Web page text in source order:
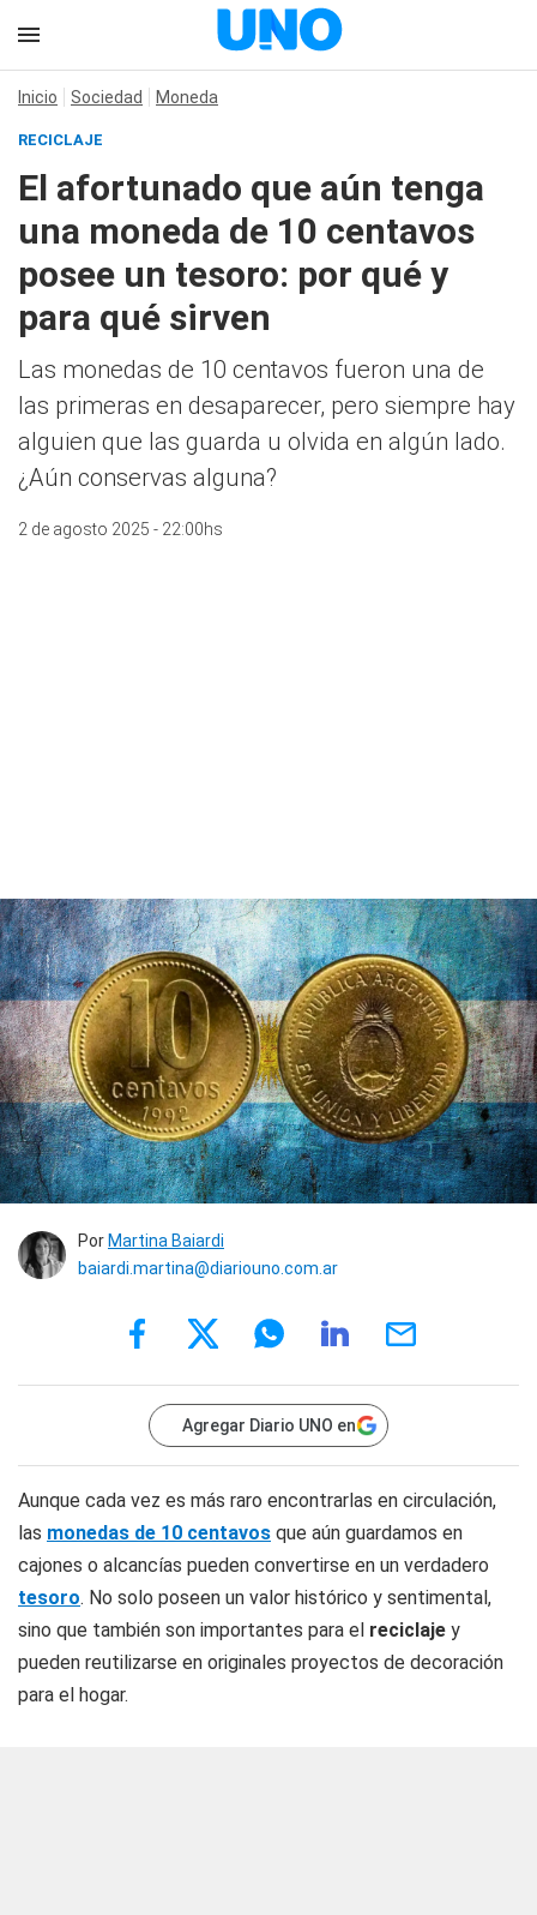
Inicio Sociedad Moneda
RECICLAJE
El afortunado que aún tenga
una moneda de 10 centavos
posee un tesoro: por qué y
para qué sirven
Las monedas de 10 centavos fueron una de
las primeras en desaparecer, pero siempre hay
alguien que las guarda u olvida en algún lado.
¿Aún conservas alguna?
2 de agosto 2025 - 22:00hs
Por Martina Baiardi
baiardi.martina@diariouno.com.ar
Agregar Diario UNO en
Aunque cada vez es más raro encontrarlas en circulación,
las monedas de 10 centavos que aún guardamos en
cajones o alcancías pueden convertirse en un verdadero
tesoro. No solo poseen un valor histórico y sentimental,
sino que también son importantes para el reciclaje y
pueden reutilizarse en originales proyectos de decoración
para el hogar.